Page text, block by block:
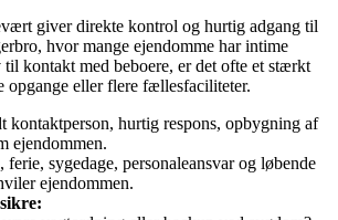
giver direkte kontrol og hurtig adgang til
hvor mange ejendomme har intime
kontakt med beboere, er det ofte et stærkt
eller flere fællesfaciliteter.
kontaktperson, hurtig respons, opbygning af
ejendommen.
ferie, sygedage, personaleansvar og løbende
ejendommen.